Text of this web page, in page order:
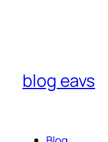
blog eavs